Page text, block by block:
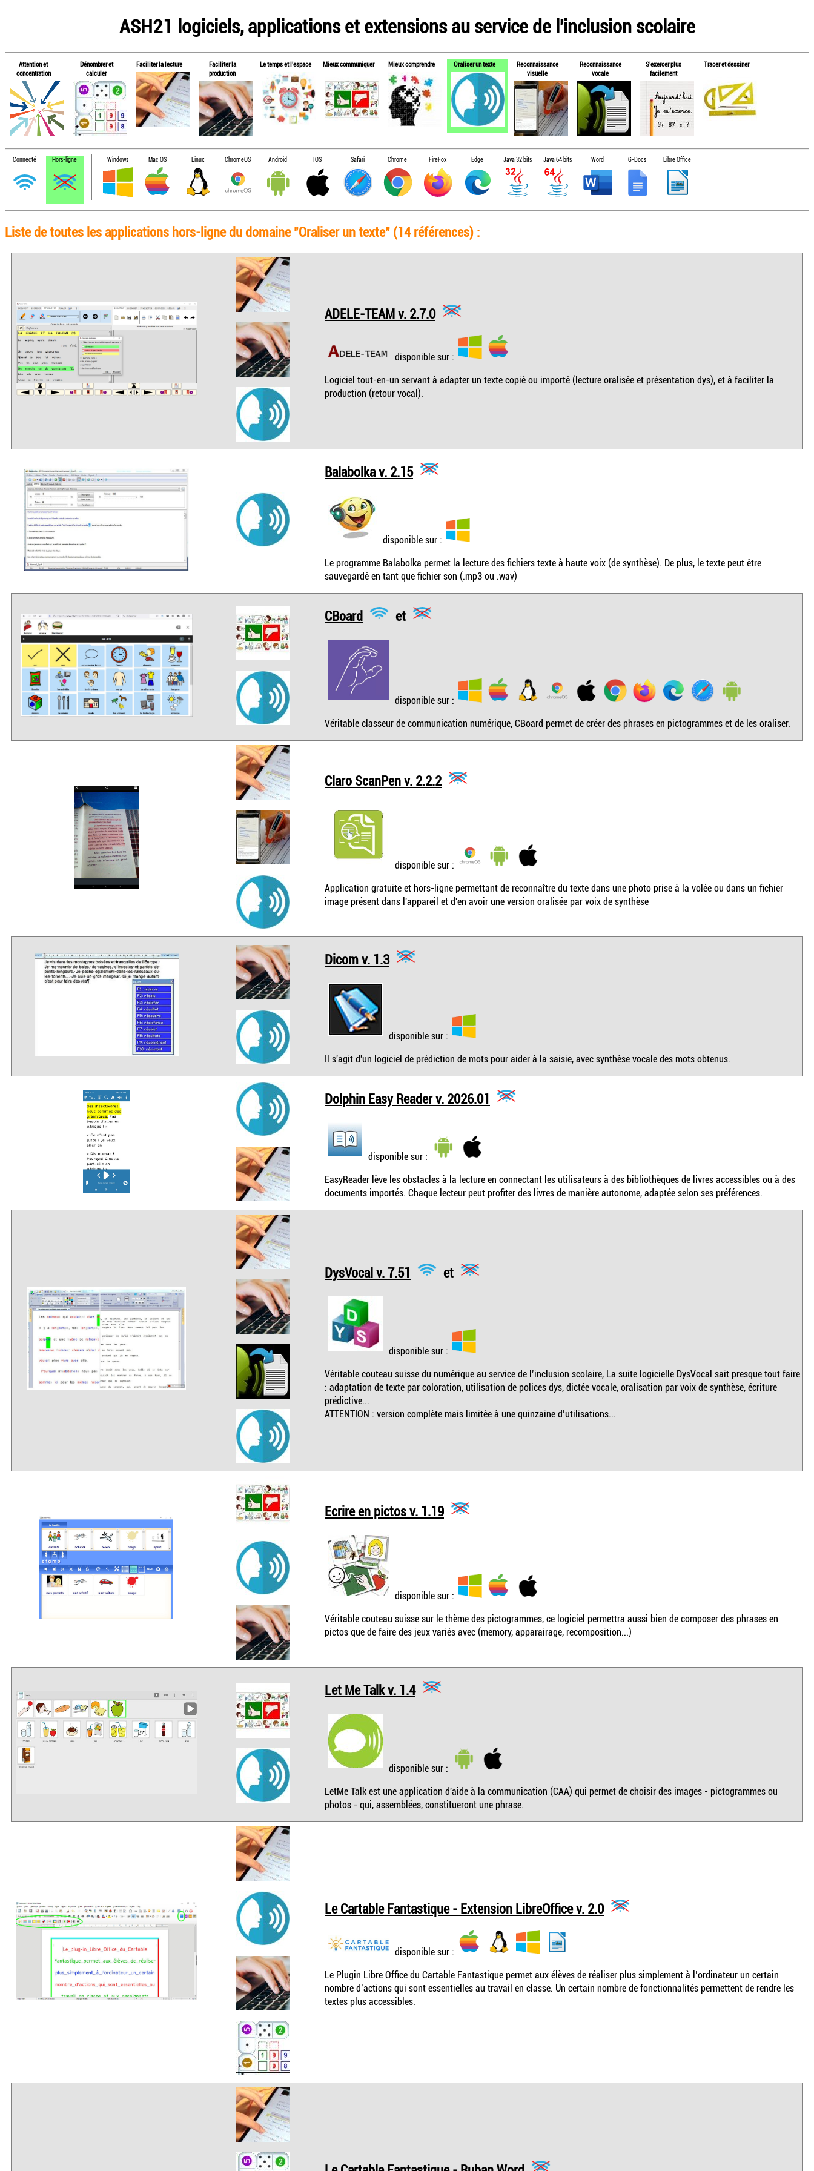
ASH21 logiciels, applications et extensions au service de l'inclusion scolaire
Attention et
concentration
Dénombrer et
calculer
Faciliter la lecture
Faciliter la
production
Le temps et l'espace Mieux communiquer Mieux comprendre Oraliser un texte
Reconnaissance
visuelle
Reconnaissance
vocale
S'exercer plus
facilement
Tracer et dessiner
Connecté Hors-ligne Windows Mac OS Linux ChromeOS Android IOS Safari Chrome FireFox Edge Java 32 bits Java 64 bits Word G-Docs Libre Office
Liste de toutes les applications hors-ligne du domaine "Oraliser un texte" (14 références) :
ADELE-TEAM v. 2.7.0
disponible sur :
Logiciel tout-en-un servant à adapter un texte copié ou importé (lecture oralisée et présentation dys), et à faciliter la
production (retour vocal).
Balabolka v. 2.15
disponible sur :
Le programme Balabolka permet la lecture des fichiers texte à haute voix (de synthèse). De plus, le texte peut être
sauvegardé en tant que fichier son (.mp3 ou .wav)
CBoard et
disponible sur :
Véritable classeur de communication numérique, CBoard permet de créer des phrases en pictogrammes et de les oraliser.
Claro ScanPen v. 2.2.2
disponible sur :
Application gratuite et hors-ligne permettant de reconnaître du texte dans une photo prise à la volée ou dans un fichier
image présent dans l'appareil et d'en avoir une version oralisée par voix de synthèse
Dicom v. 1.3
disponible sur :
Il s'agit d'un logiciel de prédiction de mots pour aider à la saisie, avec synthèse vocale des mots obtenus.
Dolphin Easy Reader v. 2026.01
disponible sur :
EasyReader lève les obstacles à la lecture en connectant les utilisateurs à des bibliothèques de livres accessibles ou à des
documents importés. Chaque lecteur peut profiter des livres de manière autonome, adaptée selon ses préférences.
DysVocal v. 7.51 et
disponible sur :
Véritable couteau suisse du numérique au service de l’inclusion scolaire, La suite logicielle DysVocal sait presque tout faire
: adaptation de texte par coloration, utilisation de polices dys, dictée vocale, oralisation par voix de synthèse, écriture
prédictive...
ATTENTION : version complète mais limitée à une quinzaine d’utilisations...
Ecrire en pictos v. 1.19
disponible sur :
Véritable couteau suisse sur le thème des pictogrammes, ce logiciel permettra aussi bien de composer des phrases en
pictos que de faire des jeux variés avec (memory, apparairage, recomposition...)
Let Me Talk v. 1.4
disponible sur :
LetMe Talk est une application d'aide à la communication (CAA) qui permet de choisir des images - pictogrammes ou
photos - qui, assemblées, constitueront une phrase.
Le Cartable Fantastique - Extension LibreOffice v. 2.0
disponible sur :
Le Plugin Libre Office du Cartable Fantastique permet aux élèves de réaliser plus simplement à l’ordinateur un certain
nombre d’actions qui sont essentielles au travail en classe. Un certain nombre de fonctionnalités permettent de rendre les
textes plus accessibles.